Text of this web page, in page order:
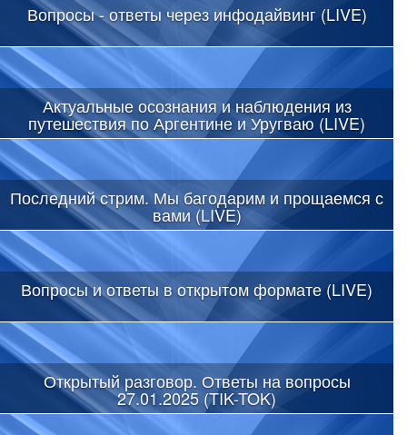
Вопросы - ответы через инфодайвинг (LIVE)
Актуальные осознания и наблюдения из
путешествия по Аргентине и Уругваю (LIVE)
Последний стрим. Мы багодарим и прощаемся с
вами (LIVE)
Вопросы и ответы в открытом формате (LIVE)
Открытый разговор. Ответы на вопросы
27.01.2025 (TIK-TOK)